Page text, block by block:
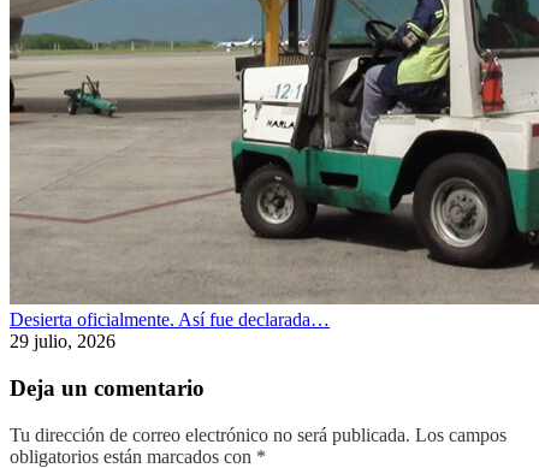
Desierta oficialmente. Así fue declarada…
29 julio, 2026
Deja un comentario
Tu dirección de correo electrónico no será publicada. Los campos
obligatorios están marcados con *